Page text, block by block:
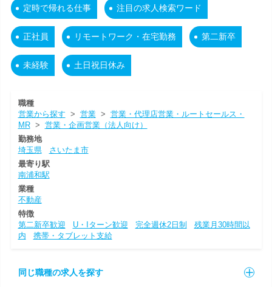
定時で帰れる仕事 注目の求人検索ワード
正社員 リモートワーク・在宅勤務 第二新卒
未経験 土日祝日休み
職種
営業から探す > 営業> 営業・代理店営業・ルートセールス・
MR> 営業・企画営業（法人向け）
勤務地
埼玉県
さいたま市
最寄り駅
南浦和駅
業種
不動産
特徴
第二新卒歓迎
U・Iターン歓迎 完全週休2日制
残業月30時間以
内
携帯・タブレット支給
同じ職種の求人を探す